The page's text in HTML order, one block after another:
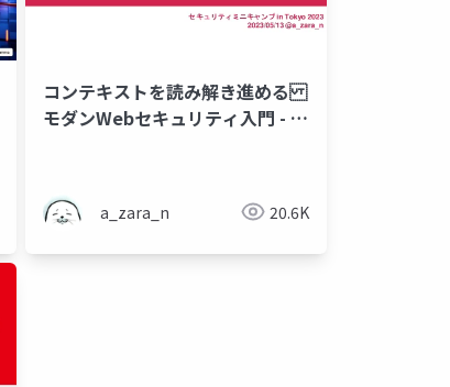
コンテキストを読み解き進める
モダンWebセキュリティ入門 - 公
a_zara_n 20.6K